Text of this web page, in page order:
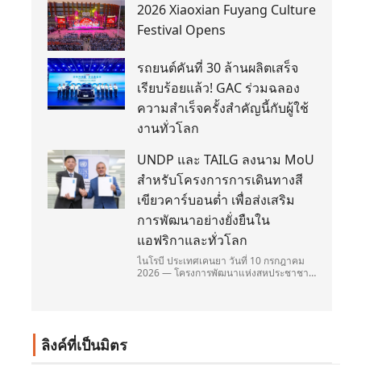
2026 Xiaoxian Fuyang Culture
Festival Opens
รถยนต์คันที่ 30 ล้านผลิตเสร็จ
เรียบร้อยแล้ว! GAC ร่วมฉลอง
ความสำเร็จครั้งสำคัญนี้กับผู้ใช้
งานทั่วโลก
UNDP และ TAILG ลงนาม MoU
สำหรับโครงการการเดินทางสี
เขียวคาร์บอนต่ำ เพื่อส่งเสริม
การพัฒนาอย่างยั่งยืนใน
แอฟริกาและทั่วโลก
ไนโรบี ประเทศเคนยา วันที่ 10 กรกฎาคม
2026 — โครงการพัฒนาแห่งสหประชาชาติ
ลิงค์ที่เป็นมิตร